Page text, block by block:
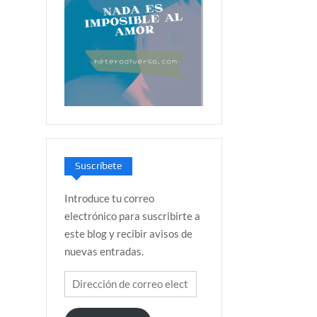
Suscríbete
Introduce tu correo
electrónico para suscribirte a
este blog y recibir avisos de
nuevas entradas.
Dirección
de
correo